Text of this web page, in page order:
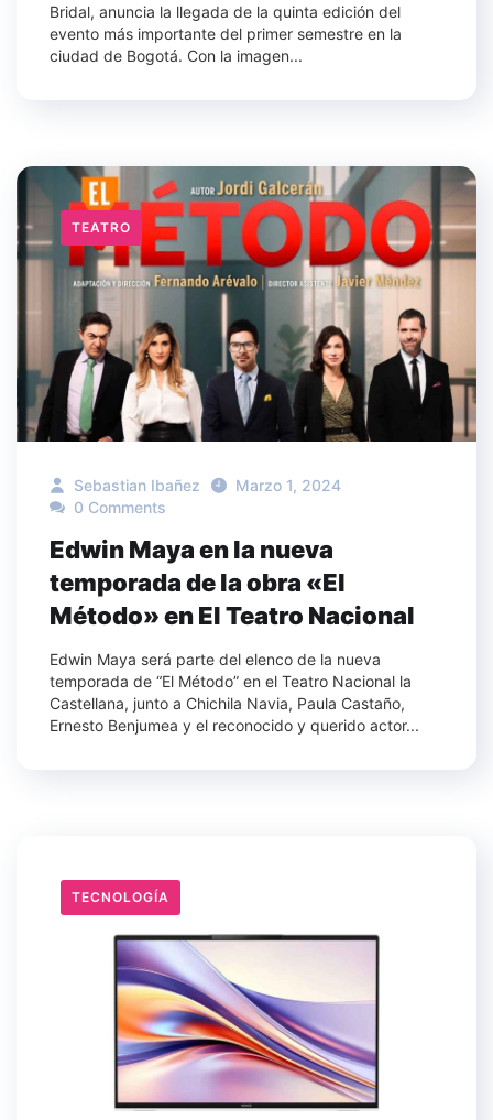
Bridal, anuncia la llegada de la quinta edición del
evento más importante del primer semestre en la
ciudad de Bogotá. Con la imagen...
TEATRO
Sebastian Ibañez
Marzo 1, 2024
0 Comments
Edwin Maya en la nueva
temporada de la obra «El
Método» en El Teatro Nacional
Edwin Maya será parte del elenco de la nueva
temporada de “El Método” en el Teatro Nacional la
Castellana, junto a Chichila Navia, Paula Castaño,
Ernesto Benjumea y el reconocido y querido actor...
TECNOLOGÍA